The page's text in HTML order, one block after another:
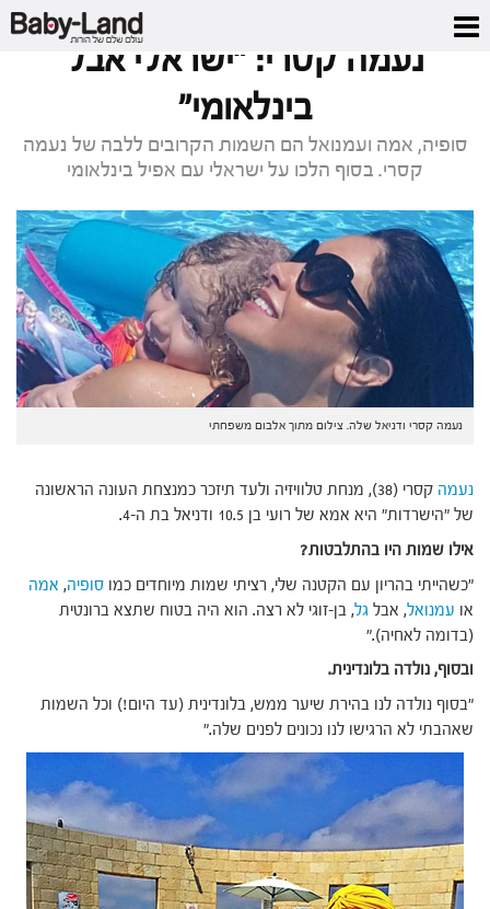
דף הבית נעמה קסרי: "ישראלי אבל בינלאומי"
נעמה קסרי: "ישראלי אבל
בינלאומי"
סופיה, אמה ועמנואל הם השמות הקרובים ללבה של נעמה
קסרי. בסוף הלכו על ישראלי עם אפיל בינלאומי
נעמה קסרי ודניאל שלה. צילום מתוך אלבום משפחתי
נעמה
קסרי (38), מנחת טלוויזיה ולעד תיזכר כמנצחת העונה הראשונה
של "הישרדות" היא אמא של רועי בן 10.5 ודניאל בת ה-4.
אילו שמות היו בהתלבטות?
"כשהייתי בהריון עם הקטנה שלי, רציתי שמות מיוחדים כמו סופיה, אמה
או עמנואל, אבל גל, בן-זוגי לא רצה. הוא היה בטוח שתצא ברונטית
(בדומה לאחיה)."
ובסוף, נולדה בלונדינית.
"בסוף נולדה לנו בהירת שיער ממש, בלונדינית (עד היום!) וכל השמות
שאהבתי לא הרגישו לנו נכונים לפנים שלה."